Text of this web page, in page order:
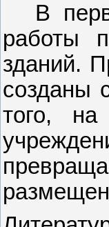
В
работы
зданий.
созданы
того, на